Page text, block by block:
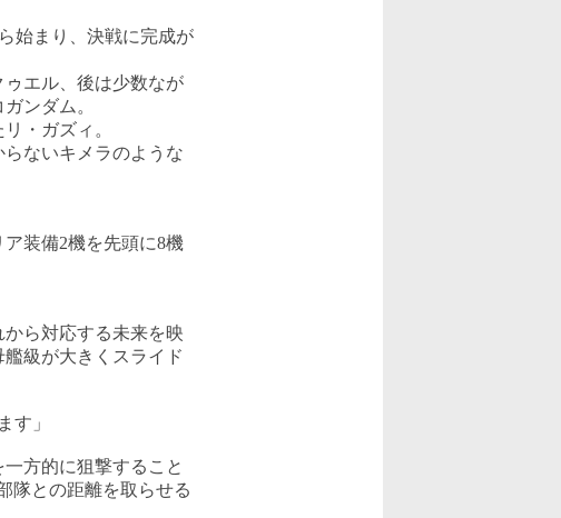
始まり、決戦に完成が
エル、後は少数なが
ンダム。
・ガズィ。
ないキメラのような
装備2機を先頭に8機
ら対応する未来を映
級が大きくスライド
す」
方的に狙撃すること
隊との距離を取らせる